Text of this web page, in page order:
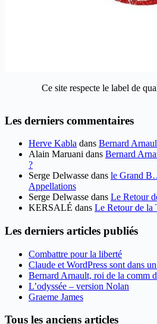
Ce site respecte le label de
Les derniers commentaires
Herve Kabla dans Bernard
Alain Maruani dans Bernard
?
Serge Delwasse dans le Grand
Appellations
Serge Delwasse dans Le Retour
KERSALÉ dans Le Retour de la
Les derniers articles publiés
Combattre pour la liberté
Claude et WordPress sont dans
Bernard Arnault, roi de la comm
L’odyssée – version Nolan
Graeme James
Tous les anciens articles